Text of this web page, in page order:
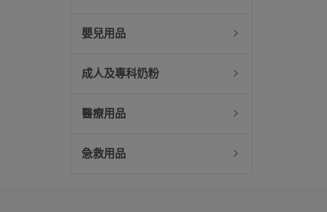
嬰兒用品
成人及專科奶粉
醫療用品
急救用品